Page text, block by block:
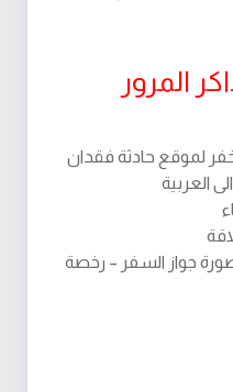
لموقع حادثة فقدان
العربية
جواز السفر – رخصة